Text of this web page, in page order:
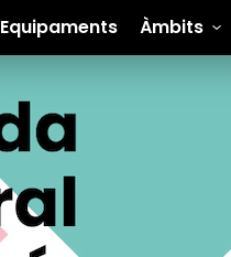
Equipaments Àmbits